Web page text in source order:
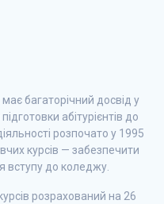
багаторічний досвід у
абітурієнтів до
розпочато у 1995
курсів — забезпечити
вступу до коледжу.
розрахований на 26